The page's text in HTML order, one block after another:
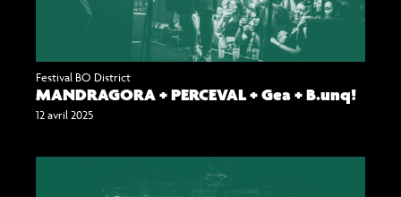
Festival BO District
MANDRAGORA + PERCEVAL + Gea + B.unq!
12 avril 2025